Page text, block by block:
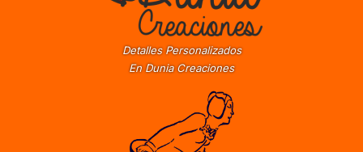
Detalles Personalizados
En Dunia Creaciones